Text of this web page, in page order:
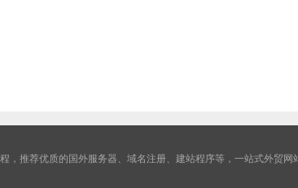
推荐优质的国外服务器、域名注册、建站程序等，一站式外贸网